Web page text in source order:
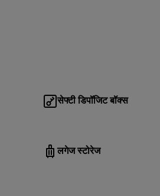
सेफ्टी डिपॉजिट बॉक्स
लगेज स्टोरेज